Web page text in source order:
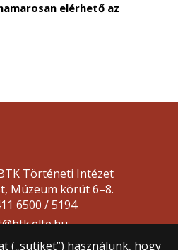
elérhető az
(„sütiket”) használunk, hogy
Történeti Intézet
Múzeum körút 6–8.
6500 / 5194